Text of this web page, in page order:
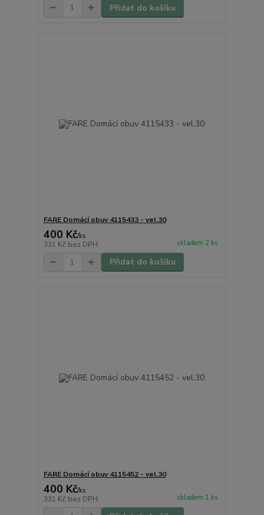
Přidat do košíku
FARE Domácí obuv 4115433 - vel.30
400 Kč/ks
331 Kč bez DPH skladem 2 ks
Přidat do košíku
FARE Domácí obuv 4115452 - vel.30
400 Kč/ks
331 Kč bez DPH skladem 1 ks